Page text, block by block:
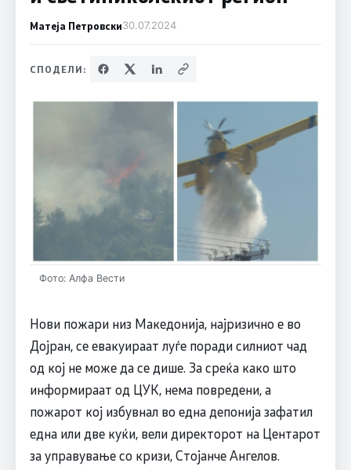
Матеја Петровски30.07.2024
СПОДЕЛИ:
Фото: Алфа Вести
Нови пожари низ Македонија, најризично е во
Дојран, се евакуираат луѓе поради силниот чад
од кој не може да се дише. За среќа како што
информираат од ЦУК, нема повредени, а
пожарот кој избувнал во една депонија зафатил
една или две куќи, вели директорот на Центарот
за управување со кризи, Стојанче Ангелов.